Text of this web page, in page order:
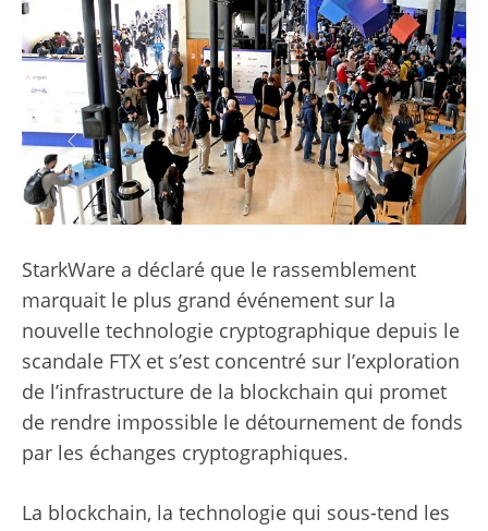
StarkWare a déclaré que le rassemblement
marquait le plus grand événement sur la
nouvelle technologie cryptographique depuis le
scandale FTX et s’est concentré sur l’exploration
de l’infrastructure de la blockchain qui promet
de rendre impossible le détournement de fonds
par les échanges cryptographiques.
La blockchain, la technologie qui sous-tend les